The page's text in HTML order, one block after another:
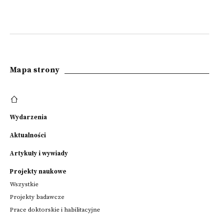
Mapa strony
Wydarzenia
Aktualności
Artykuły i wywiady
Projekty naukowe
Wszystkie
Projekty badawcze
Prace doktorskie i habilitacyjne